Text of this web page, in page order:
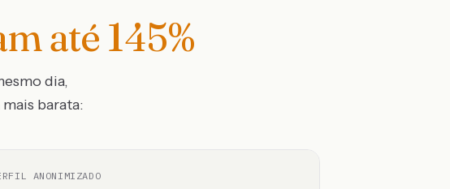
até 145%
dia,
barata:
ANONIMIZADO